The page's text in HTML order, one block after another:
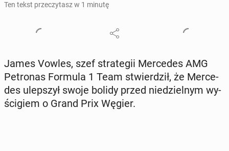
Ten tekst przeczytasz w 1 minutę
James Vowles, szef stra­te­gii Mer­ce­des AMG
Pe­tro­nas Formula 1 Team stwier­dził, że Mer­ce­
des ulep­szył swoje bolidy przed nie­dziel­nym wy­
ści­giem o Grand Prix Węgier.